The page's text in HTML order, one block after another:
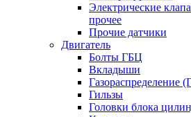
Электрические
прочее
Прочие датчики
Двигатель
Болты ГБЦ
Вкладыши
Газораспределение
Гильзы
Головки блока